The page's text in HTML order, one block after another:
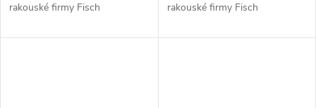
rakouské firmy Fisch
rakouské firmy Fisch